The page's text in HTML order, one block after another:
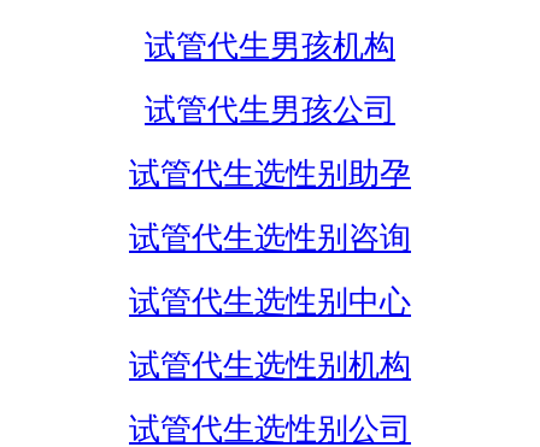
试管代生男孩机构
试管代生男孩公司
试管代生选性别助孕
试管代生选性别咨询
试管代生选性别中心
试管代生选性别机构
试管代生选性别公司